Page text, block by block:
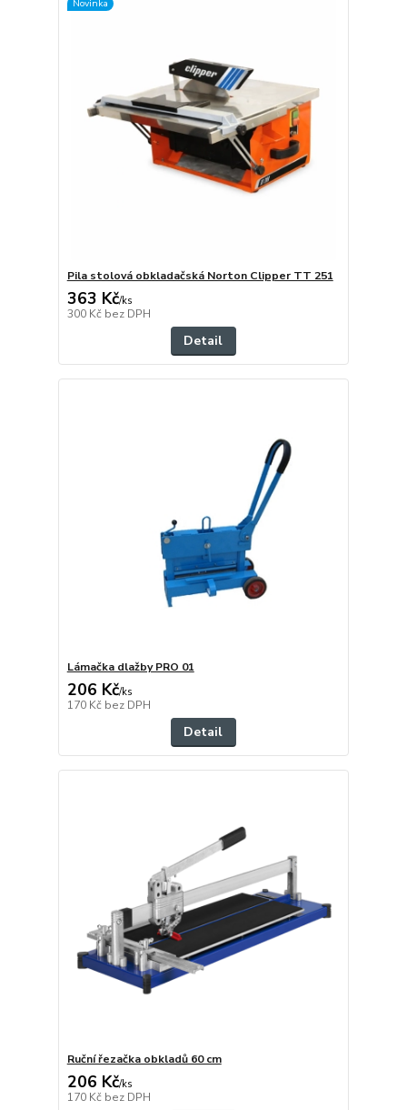
Novinka
Pila stolová obkladačská Norton Clipper TT 251
363 Kč/ks
300 Kč bez DPH
Detail
Lámačka dlažby PRO 01
206 Kč/ks
170 Kč bez DPH
Detail
Ruční řezačka obkladů 60 cm
206 Kč/ks
170 Kč bez DPH